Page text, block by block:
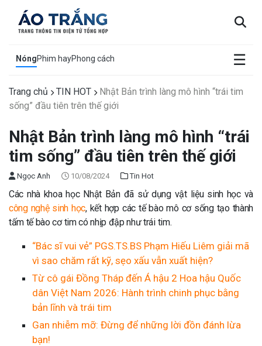
NóngPhim hayPhong cách ☰
×
Trang chủ TIN HOT
Nhật Bản trình làng mô hình “trái tim
sống” đầu tiên trên thế giới
Nhật Bản trình làng mô hình “trái
tim sống” đầu tiên trên thế giới
Ngọc Anh 10/08/2024 Tin Hot
Các nhà khoa học Nhật Bản đã sử dụng vật liệu sinh học và
công nghệ sinh học, kết hợp các tế bào mô cơ sống tạo thành
tấm tế bào cơ tim có nhịp đập như trái tim.
“Bác sĩ vui vẻ” PGS.TS.BS Phạm Hiếu Liêm giải mã
vì sao chăm rất kỹ, sẹo xấu vẫn xuất hiện?
Từ cô gái Đồng Tháp đến Á hậu 2 Hoa hậu Quốc
dân Việt Nam 2026: Hành trình chinh phục bằng
bản lĩnh và trái tim
Gan nhiễm mỡ: Đừng để những lời đồn đánh lừa
bạn!